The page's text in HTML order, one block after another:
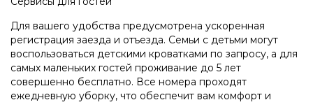
Для вашего удобства предусмотрена ускоренная
регистрация заезда и отъезда. Семьи с детьми могут
воспользоваться детскими кроватками по запросу, а для
самых маленьких гостей проживание до 5 лет
совершенно бесплатно. Все номера проходят
ежедневную уборку, что обеспечит вам комфорт и